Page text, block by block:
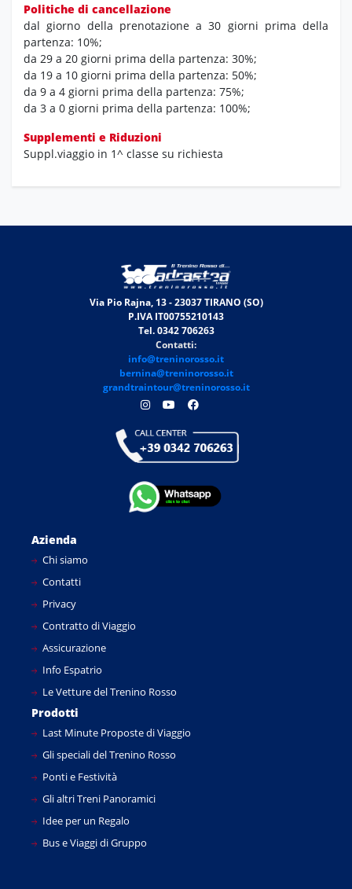
Politiche di cancellazione
dal giorno della prenotazione a 30 giorni prima della
partenza: 10%;
da 29 a 20 giorni prima della partenza: 30%;
da 19 a 10 giorni prima della partenza: 50%;
da 9 a 4 giorni prima della partenza: 75%;
da 3 a 0 giorni prima della partenza: 100%;
Supplementi e Riduzioni
Suppl.viaggio in 1^ classe su richiesta
Via Pio Rajna, 13 - 23037 TIRANO (SO)
P.IVA IT00755210143
Tel. 0342 706263
Contatti:
info@treninorosso.it
bernina@treninorosso.it
grandtraintour@treninorosso.it
Azienda
Chi siamo
Contatti
Privacy
Contratto di Viaggio
Assicurazione
Info Espatrio
Le Vetture del Trenino Rosso
Prodotti
Last Minute Proposte di Viaggio
Gli speciali del Trenino Rosso
Ponti e Festività
Gli altri Treni Panoramici
Idee per un Regalo
Bus e Viaggi di Gruppo